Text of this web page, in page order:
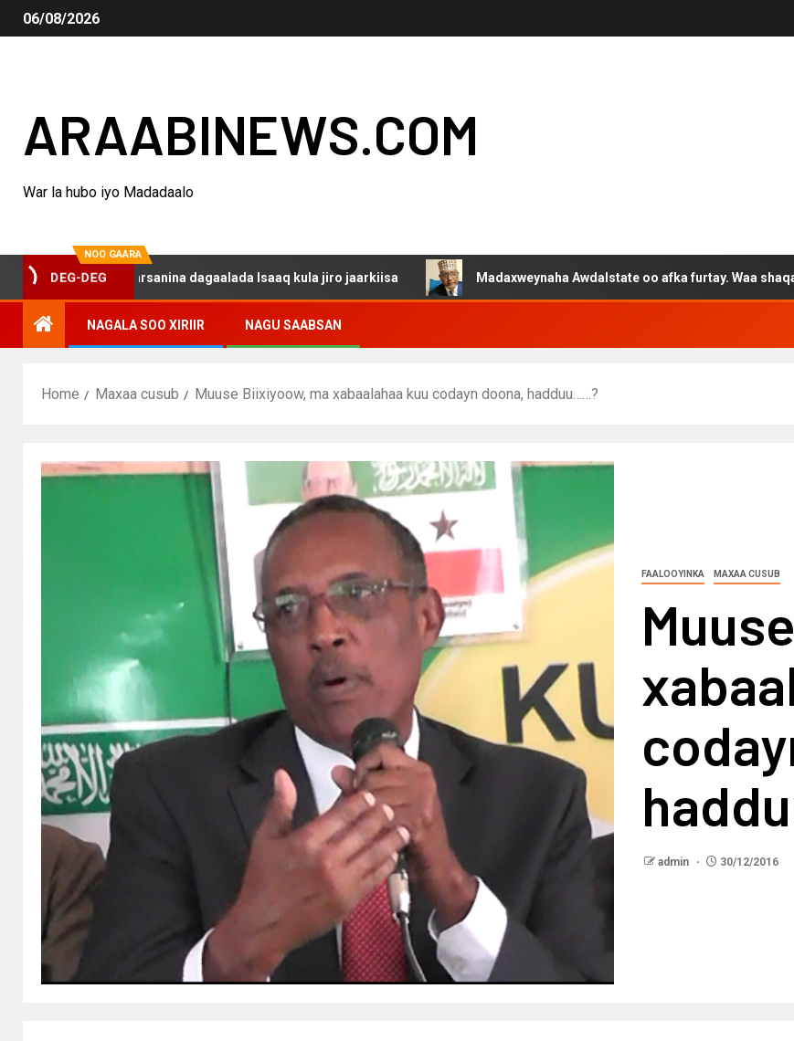
06/08/2026
ARAABINEWS.COM
War la hubo iyo Madadaalo
NOO GAARA
DEG-DEG
haku darsanina dagaalada Isaaq kula jiro jaarkiisa Madaxweynaha Awdalstate oo afka furtay. Waa shaqaale kuwa
NAGALA SOO XIRIIR NAGU SAABSAN
Home Maxaa cusub Muuse Biixiyoow, ma xabaalahaa kuu codayn doona, hadduu……?
FAALOOYINKA MAXAA CUSUB
admin 30/12/2016